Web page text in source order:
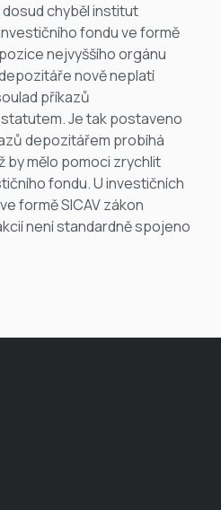
chyběl institut
fondu ve formě
nejvyššího orgánu
nově neplatí
příkazů
Je tak postaveno
depozitářem probíhá
by mělo pomoci zrychlit
fondu. U investičních
formě SICAV zákon
není standardně spojeno